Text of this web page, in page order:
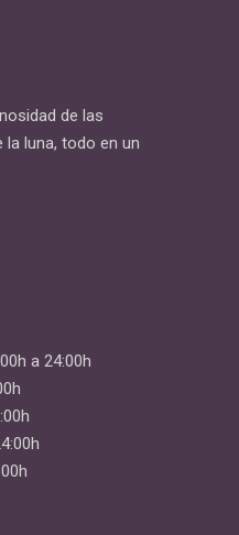
de las
luna, todo en un
a 24:00h